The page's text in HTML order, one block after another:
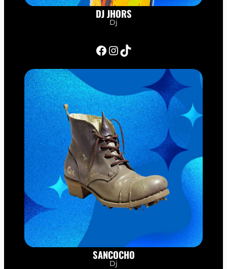
DJ JHORS
Dj
Facebook InstagramTikTok
SANCOCHO
Dj